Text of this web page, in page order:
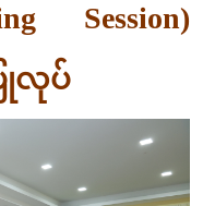
Session)
ြုလုပ်